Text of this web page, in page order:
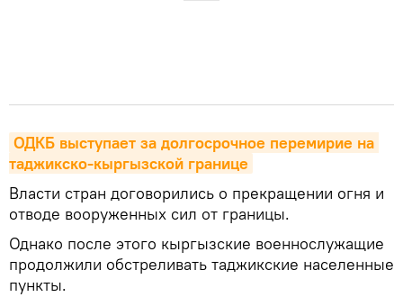
ОДКБ выступает за долгосрочное перемирие на
таджикско-кыргызской границе
Власти стран договорились о прекращении огня и
отводе вооруженных сил от границы.
Однако после этого кыргызские военнослужащие
продолжили обстреливать таджикские населенные
пункты.